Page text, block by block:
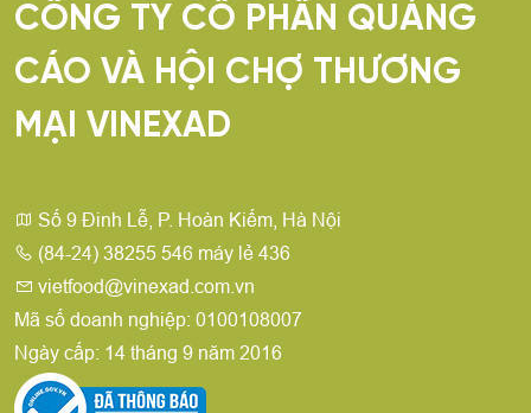
CÔNG TY CỔ PHẦN QUẢNG
CÁO VÀ HỘI CHỢ THƯƠNG
MẠI VINEXAD
Số 9 Đinh Lễ, P. Hoàn Kiếm, Hà Nội
(84-24) 38255 546 máy lẻ 436
vietfood@vinexad.com.vn
Mã số doanh nghiệp: 0100108007
Ngày cấp: 14 tháng 9 năm 2016